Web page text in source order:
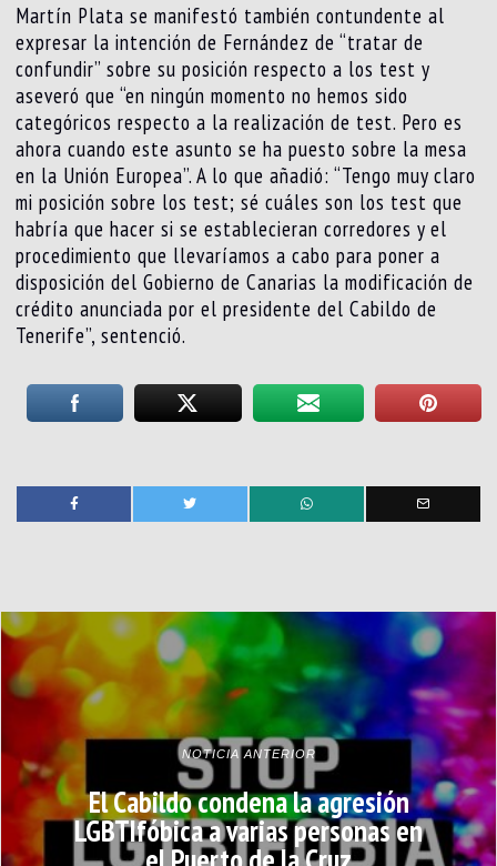
Martín Plata se manifestó también contundente al
expresar la intención de Fernández de “tratar de
confundir” sobre su posición respecto a los test y
aseveró que “en ningún momento no hemos sido
categóricos respecto a la realización de test. Pero es
ahora cuando este asunto se ha puesto sobre la mesa
en la Unión Europea”. A lo que añadió: “Tengo muy claro
mi posición sobre los test; sé cuáles son los test que
habría que hacer si se establecieran corredores y el
procedimiento que llevaríamos a cabo para poner a
disposición del Gobierno de Canarias la modificación de
crédito anunciada por el presidente del Cabildo de
Tenerife”, sentenció.
NOTICIA ANTERIOR
El Cabildo condena la agresión
LGBTIfóbica a varias personas en